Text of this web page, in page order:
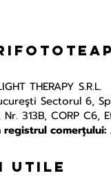
THERAPY S.R.L.
Sectorul 6,
Nr. 313B, CORP C6,
registrul comerțului:
Utile